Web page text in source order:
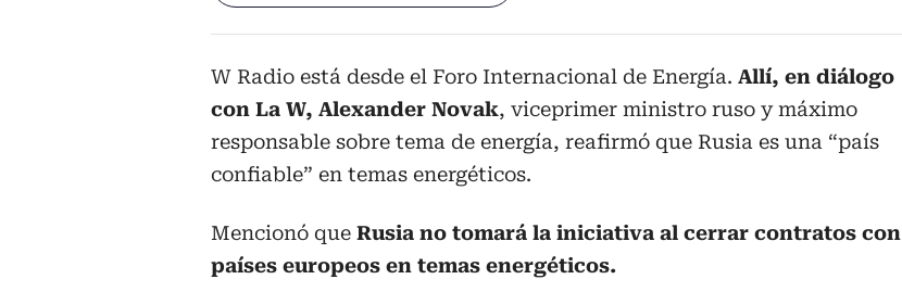
W Radio está desde el Foro Internacional de Energía. Allí, en diálogo
con La W, Alexander Novak, viceprimer ministro ruso y máximo
responsable sobre tema de energía, reafirmó que Rusia es una “país
confiable” en temas energéticos.
Mencionó que Rusia no tomará la iniciativa al cerrar contratos con
países europeos en temas energéticos.